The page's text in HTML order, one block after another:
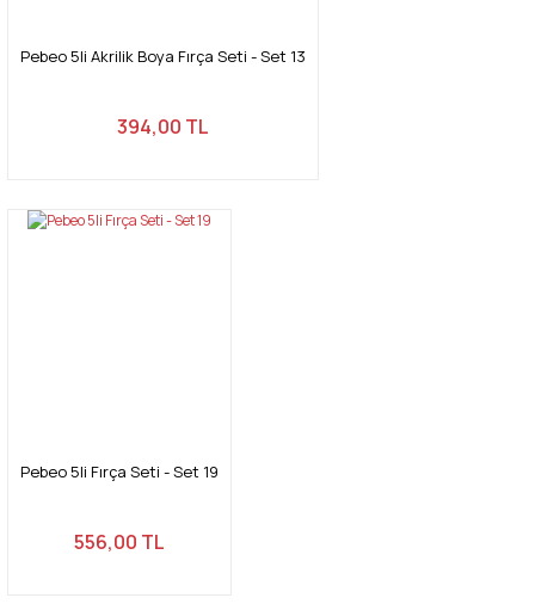
Pebeo 5li Akrilik Boya Fırça Seti - Set 13
394,00 TL
Pebeo 5li Fırça Seti - Set 19
556,00 TL